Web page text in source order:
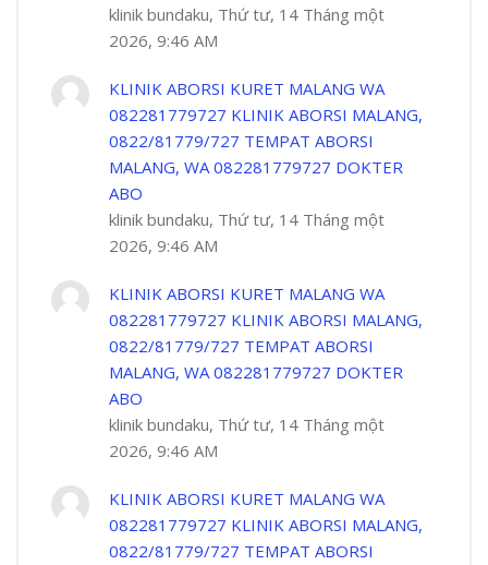
klinik bundaku, Thứ tư, 14 Tháng một
2026, 9:46 AM
KLINIK ABORSI KURET MALANG WA
082281779727 KLINIK ABORSI MALANG,
0822/81779/727 TEMPAT ABORSI
MALANG, WA 082281779727 DOKTER
ABO
klinik bundaku, Thứ tư, 14 Tháng một
2026, 9:46 AM
KLINIK ABORSI KURET MALANG WA
082281779727 KLINIK ABORSI MALANG,
0822/81779/727 TEMPAT ABORSI
MALANG, WA 082281779727 DOKTER
ABO
klinik bundaku, Thứ tư, 14 Tháng một
2026, 9:46 AM
KLINIK ABORSI KURET MALANG WA
082281779727 KLINIK ABORSI MALANG,
0822/81779/727 TEMPAT ABORSI